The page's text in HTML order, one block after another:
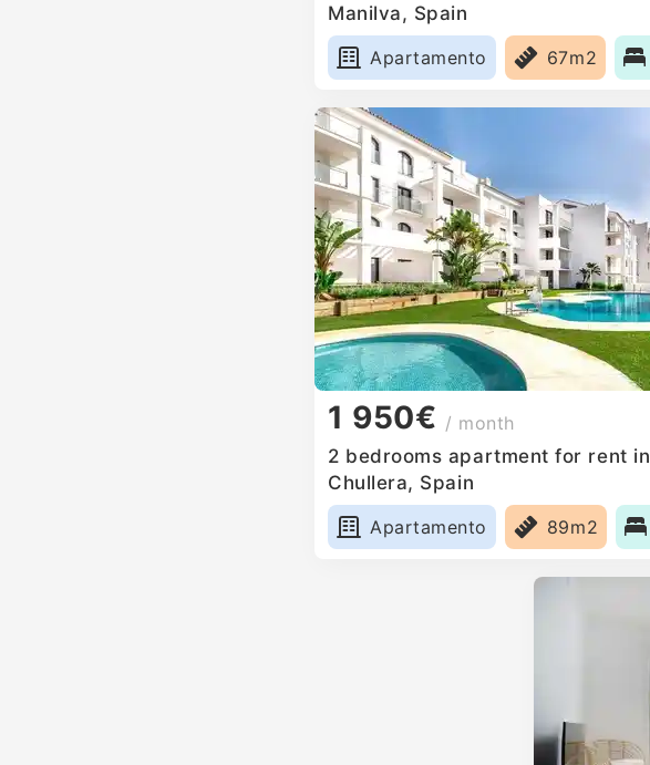
Manilva, Spain
Apartamento
67m2
1 950€ / month
2 bedrooms apartment for rent in
Chullera, Spain
Apartamento
89m2